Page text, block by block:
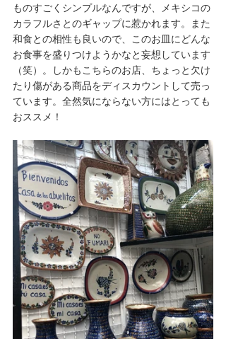
ものすごくシンプルなんですが、メキシコの
カラフルさとのギャップに惹かれます。また
和食との相性も良いので、このお皿にどんな
お食事を盛りつけようかなと妄想しています
（笑）。しかもこちらのお店、ちょっと欠け
たり傷がある商品をディスカウントして売っ
ています。全然気にならない方にはとっても
おススメ！